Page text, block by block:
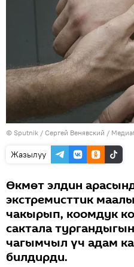
© Sputnik / Сергей Венявский /
Жазылуу
Өкмөт элдин
экстремисттик
чакырып, коомдук
сактала
чагымчыл үч адам
билдирди.